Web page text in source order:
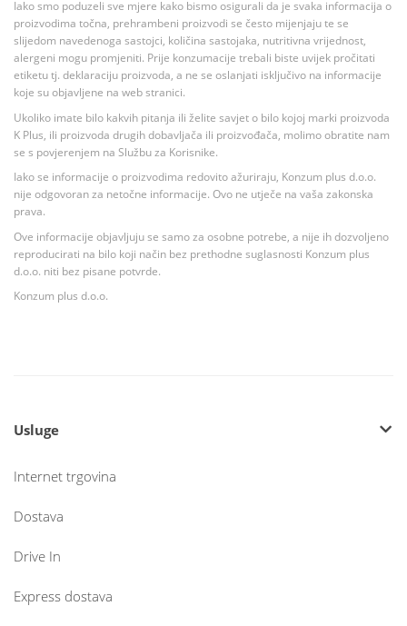
Iako smo poduzeli sve mjere kako bismo osigurali da je svaka informacija o
proizvodima točna, prehrambeni proizvodi se često mijenjaju te se
slijedom navedenoga sastojci, količina sastojaka, nutritivna vrijednost,
alergeni mogu promjeniti. Prije konzumacije trebali biste uvijek pročitati
etiketu tj. deklaraciju proizvoda, a ne se oslanjati isključivo na informacije
koje su objavljene na web stranici.
Ukoliko imate bilo kakvih pitanja ili želite savjet o bilo kojoj marki proizvoda
K Plus, ili proizvoda drugih dobavljača ili proizvođača, molimo obratite nam
se s povjerenjem na Službu za Korisnike.
Iako se informacije o proizvodima redovito ažuriraju, Konzum plus d.o.o.
nije odgovoran za netočne informacije. Ovo ne utječe na vaša zakonska
prava.
Ove informacije objavljuju se samo za osobne potrebe, a nije ih dozvoljeno
reproducirati na bilo koji način bez prethodne suglasnosti Konzum plus
d.o.o. niti bez pisane potvrde.
Konzum plus d.o.o.
Usluge
Internet trgovina
Dostava
Drive In
Express dostava